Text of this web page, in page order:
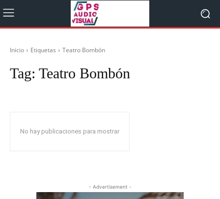
Inicio Etiquetas Teatro Bombón
Tag: Teatro Bombón
No hay publicaciones para mostrar
- Advertisement -